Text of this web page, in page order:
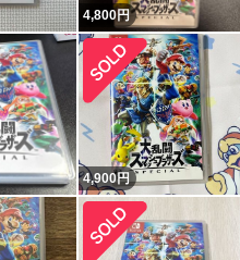
4,800円
4,900円